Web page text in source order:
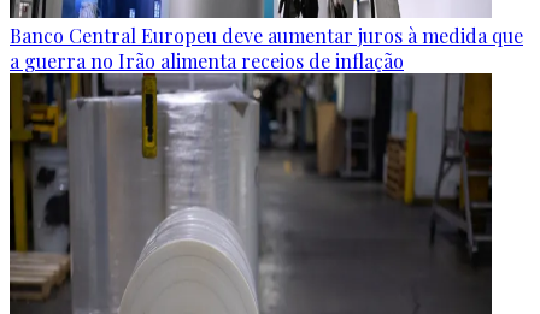
Banco Central Europeu deve aumentar juros à medida que
a guerra no Irão alimenta receios de inflação